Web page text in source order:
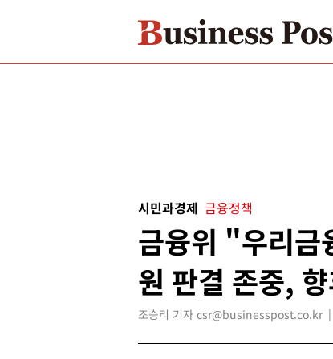
시민과경제 금융정책
금융위 "우리금
원 판결 존중,
조승리 기자 csr@businesspost.co.kr